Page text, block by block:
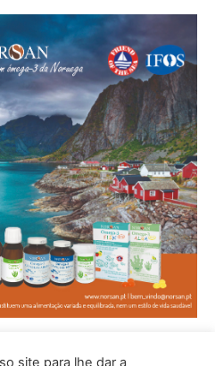
site para lhe dar a